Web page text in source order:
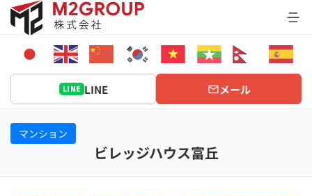
Bỏ
qua
dung
LINE LINE メール
マンション
ビレッジハウス富丘